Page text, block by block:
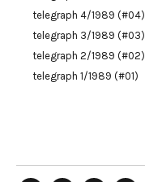
telegraph 4/1989 (#04)
telegraph 3/1989 (#03)
telegraph 2/1989 (#02)
telegraph 1/1989 (#01)